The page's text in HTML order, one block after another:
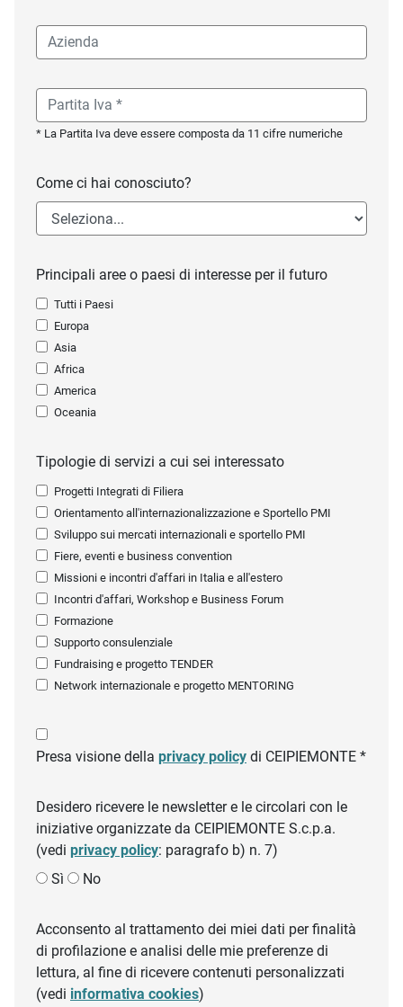
* La Partita Iva deve essere composta da 11 cifre numeriche
Come ci hai conosciuto?
Principali aree o paesi di interesse per il futuro
Tutti i Paesi
Europa
Asia
Africa
America
Oceania
Tipologie di servizi a cui sei interessato
Progetti Integrati di Filiera
Orientamento all'internazionalizzazione e Sportello PMI
Sviluppo sui mercati internazionali e sportello PMI
Fiere, eventi e business convention
Missioni e incontri d'affari in Italia e all'estero
Incontri d'affari, Workshop e Business Forum
Formazione
Supporto consulenziale
Fundraising e progetto TENDER
Network internazionale e progetto MENTORING
Presa visione della privacy policy di CEIPIEMONTE *
Desidero ricevere le newsletter e le circolari con le
iniziative organizzate da CEIPIEMONTE S.c.p.a.
(vedi privacy policy: paragrafo b) n. 7)
Sì
No
Acconsento al trattamento dei miei dati per finalità
di profilazione e analisi delle mie preferenze di
lettura, al fine di ricevere contenuti personalizzati
(vedi informativa cookies)